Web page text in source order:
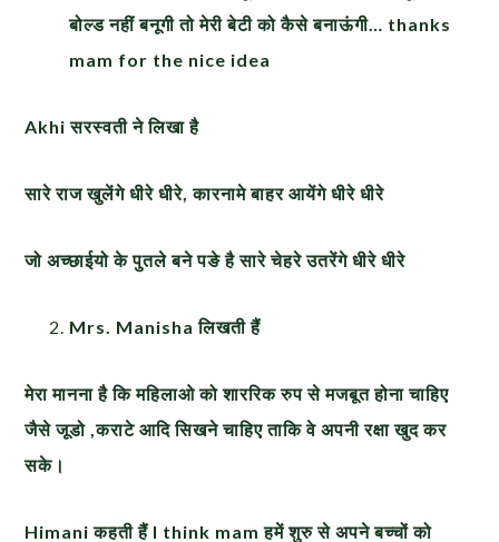
बोल्ड नहीं बनूगी तो मेरी बेटी को कैसे बनाऊंगी… thanks
mam for the nice idea
Akhi सरस्वती ने लिखा है
सारे राज खुलेंगे धीरे धीरे, कारनामे बाहर आयेंगे धीरे धीरे
जो अच्छाईयो के पुतले बने पङे है सारे चेहरे उतरेंगे धीरे धीरे
Mrs. Manisha लिखती हैं
मेरा मानना है कि महिलाओ को शाररिक रुप से मजबूत होना चाहिए
जैसे जूडो,कराटे आदि सिखने चाहिए ताकि वे अपनी रक्षा खुद कर
सके।
Himani कहती हैं I think mam हमें शुरु से अपने बच्चों को